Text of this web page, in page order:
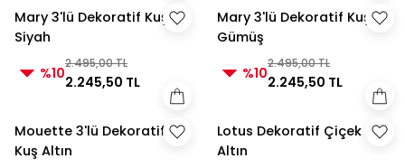
Mary 3'lü Dekoratif Kuş
Siyah
%10
2.495,00 TL
2.245,50 TL
Mary 3'lü Dekoratif Kuş
Gümüş
%10
2.495,00 TL
2.245,50 TL
Mouette 3'lü Dekoratif
Kuş Altın
Lotus Dekoratif Çiçek
Altın